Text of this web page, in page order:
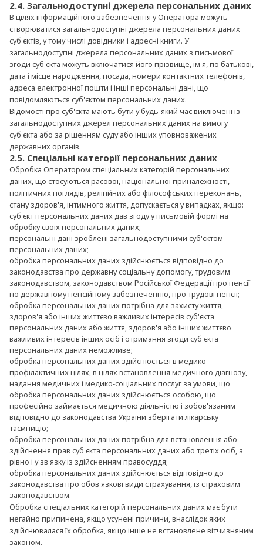
2.4. Загальнодоступні джерела персональних даних
В цілях інформаційного забезпечення у Оператора можуть
створюватися загальнодоступні джерела персональних даних
суб'єктів, у тому числі довідники і адресні книги. У
загальнодоступні джерела персональних даних з письмової
згоди суб'єкта можуть включатися його прізвище, ім'я, по батькові,
дата і місце народження, посада, номери контактних телефонів,
адреса електронної пошти і інші персональні дані, що
повідомляються суб'єктом персональних даних.
Відомості про суб'єкта мають бути у будь-який час виключені із
загальнодоступних джерел персональних даних на вимогу
суб'єкта або за рішенням суду або інших уповноважених
державних органів.
2.5. Спеціальні категорії персональних даних
Обробка Оператором спеціальних категорій персональних
даних, що стосуються расової, національної приналежності,
політичних поглядів, релігійних або філософських переконань,
стану здоров'я, інтимного життя, допускається у випадках, якщо:
суб'єкт персональних даних дав згоду у письмовій формі на
обробку своїх персональних даних;
персональні дані зроблені загальнодоступними суб'єктом
персональних даних;
обробка персональних даних здійснюється відповідно до
законодавства про державну соціальну допомогу, трудовим
законодавством, законодавством Російської Федерації про пенсії
по державному пенсійному забезпеченню, про трудові пенсії;
обробка персональних даних потрібна для захисту життя,
здоров'я або інших життєво важливих інтересів суб'єкта
персональних даних або життя, здоров'я або інших життєво
важливих інтересів інших осіб і отримання згоди суб'єкта
персональних даних неможливе;
обробка персональних даних здійснюється в медико-
профілактичних цілях, в цілях встановлення медичного діагнозу,
надання медичних і медико-соціальних послуг за умови, що
обробка персональних даних здійснюється особою, що
професійно займається медичною діяльністю і зобов'язаним
відповідно до законодавства України зберігати лікарську
таємницю;
обробка персональних даних потрібна для встановлення або
здійснення прав суб'єкта персональних даних або третіх осіб, а
рівно і у зв'язку із здійсненням правосуддя;
обробка персональних даних здійснюється відповідно до
законодавства про обов'язкові види страхування, із страховим
законодавством.
Обробка спеціальних категорій персональних даних має бути
негайно припинена, якщо усунені причини, внаслідок яких
здійснювалася їх обробка, якщо інше не встановлене вітчизняним
законом.